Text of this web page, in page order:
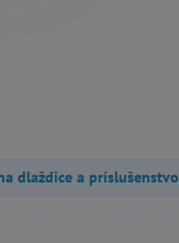
dlaždice a príslušenstvo